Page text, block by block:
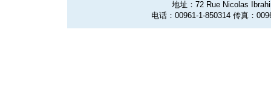
地址：72 Rue Nicolas
电话：00961-1-850314 传真：